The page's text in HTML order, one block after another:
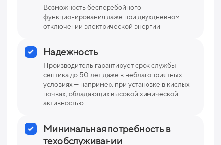
Возможность бесперебойного
функционирования даже при двухдневном
отключении электрической энергии
Надежность
Производитель гарантирует срок службы
септика до 50 лет даже в неблагоприятных
условиях — например, при установке в кислых
почвах, обладающих высокой химической
активностью.
Минимальная потребность в
техобслуживании